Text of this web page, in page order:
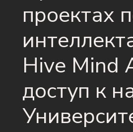
проектах
Hive Mind
доступ к